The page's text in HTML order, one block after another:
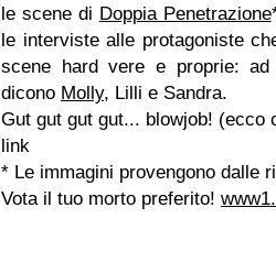
le scene di Doppia Penetrazione
le interviste alle protagoniste
scene hard vere e proprie:
dicono Molly, Lilli e Sandra.
Gut gut gut gut... blowjob! (ecco
link
* Le immagini provengono dalle
Vota il tuo morto preferito!